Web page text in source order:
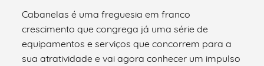
Cabanelas é uma freguesia em franco
crescimento que congrega já uma série de
equipamentos e serviços que concorrem para a
sua atratividade e vai agora conhecer um impulso